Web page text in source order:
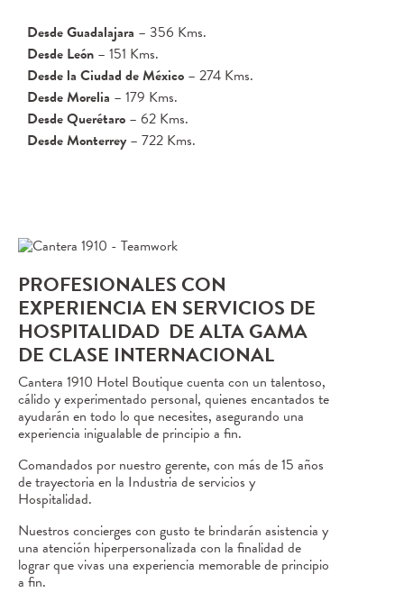
Desde Guadalajara – 356 Kms.
Desde León – 151 Kms.
Desde la Ciudad de México – 274 Kms.
Desde Morelia – 179 Kms.
Desde Querétaro – 62 Kms.
Desde Monterrey– 722 Kms.
PROFESIONALES CON
EXPERIENCIA EN SERVICIOS DE
HOSPITALIDAD DE ALTA GAMA
DE CLASE INTERNACIONAL
Cantera 1910 Hotel Boutique cuenta con un talentoso,
cálido y experimentado personal, quienes encantados te
ayudarán en todo lo que necesites, asegurando una
experiencia inigualable de principio a fin.
Comandados por nuestro gerente, con más de 15 años
de trayectoria en la Industria de servicios y
Hospitalidad.
Nuestros concierges con gusto te brindarán asistencia y
una atención hiperpersonalizada con la finalidad de
lograr que vivas una experiencia memorable de principio
a fin.